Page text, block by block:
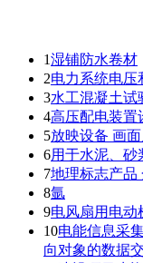
1湿铺防水卷材
2电力系统电压
3水工混凝土试
4高压配电装置
5放映设备 画
6用于水泥、
7地理标志产品
8氩
9电风扇用电动
10电能信息采
向对象的数据